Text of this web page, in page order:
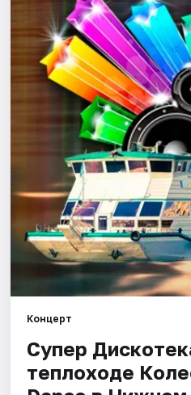
Города
Площадки
Артисты
Рейтинги
Концерт
Супер
теплоходе